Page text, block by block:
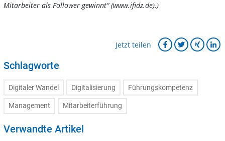
Mitarbeiter als Follower gewinnt“ (www.ifidz.de).)
Jetzt teilen
Schlagworte
Digitaler Wandel Digitalisierung Führungskompetenz
Management Mitarbeiterführung
Verwandte Artikel